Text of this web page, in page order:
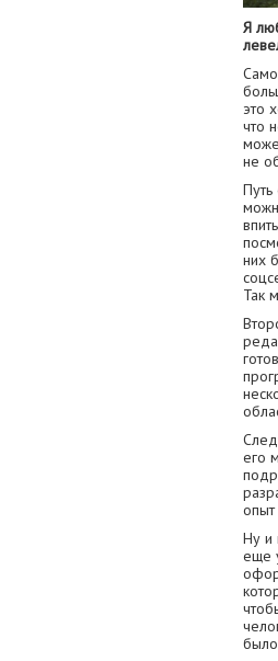
Я
это
что
не
них
Так
его
Ну и
еще
было